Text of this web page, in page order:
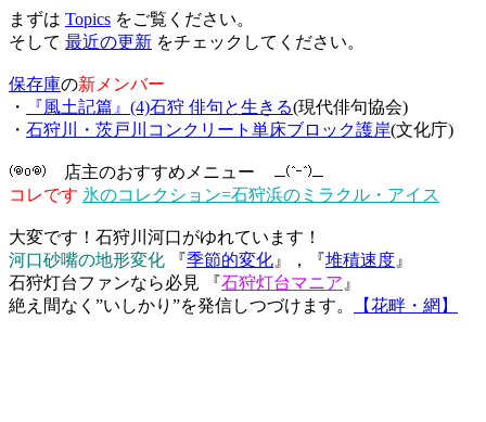
まずは Topics をご覧ください。
そして 最近の更新 をチェックしてください。
保存庫の新メンバー
・
『風土記篇』(4)石狩 俳句と生きる(現代俳句協会)
・ 石狩川・茨戸川コンクリート単床ブロック護岸(文化庁)
店主のおすすめメニュー
コレです 氷のコレクション=石狩浜のミラクル・アイス
大変です！石狩川河口がゆれています！
河口砂嘴の地形変化
『季節的変化 』，『堆積速度 』
石狩灯台ファンなら必見 『石狩灯台マニア 』
絶え間なく”いしかり”を発信しつづけます。
【花畔・網】